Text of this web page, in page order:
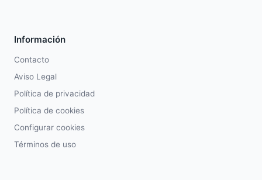
Información
Contacto
Aviso Legal
Política de privacidad
Política de cookies
Configurar cookies
Términos de uso